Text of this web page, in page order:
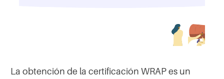
La obtención de la certificación WRAP es un